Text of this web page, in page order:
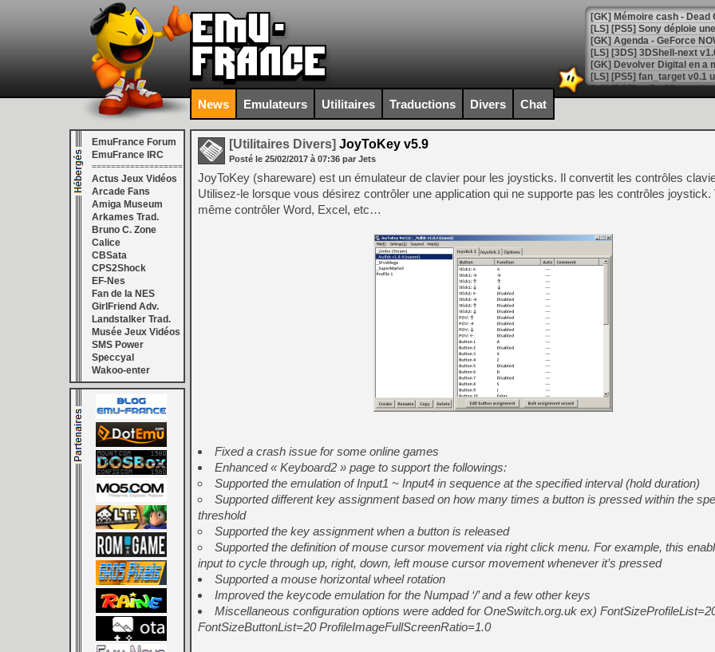
[GK] Agenda - GeForce
[GK] Devolver Digital en a
[LS] [PS5] ps5-y2jb-
[GK] Pourquoi Marvel
[GK] Test : Restory : Chill
[GK] GTA 6 : Rockstar
[GK] Hot Wheels Infinite
[GK] Mémoire cash -
[GK] Résultats Nintendo :
[GK] Déjà des
[Mo5] Brickboy cherche à
[GK] Minecraft et ses «
[GK] Beast of
[GK] Ubisoft : fin de partie
[GK] Mémoire cash -
[GK] Dan Houser (GTA)
[GK] Comment EA Sports
[GK] Crimson Moon : un
[GK] Isle of Reveries : le
[GK] Moonlighter 2 : The
[GK] Capcom relance
[Mo5] Deux inédits du
[GK] Le beat'em up The
[GK] Endless Legend 2 :
[LS] [PS5] Le WebKit
[GK] Oubliez Crazy Taxi,
[LS] [Switch] NSZ 5.0.0
[GK] Bethesda fête les 30
[GK] Roblox : l'action en
News Emulateurs Utilitaires Traductions Divers Chat
EmuFrance Forum
EmuFrance IRC
===================
Actus Jeux Vidéos
Arcade Fans
Amiga Museum
Arkames Trad.
Bruno C. Zone
Calice
CBSata
CPS2Shock
EF-Nes
Fan de la NES
GirlFriend Adv.
Landstalker Trad.
Musée Jeux Vidéos
SMS Power
Speccyal
Wakoo-enter
[Utilitaires Divers] JoyToKey v5.9
Posté le 25/02/2017 à 07:36 par Jets
JoyToKey (shareware) est un émulateur de clavier pour les joysticks. Il convertit les contrôles
Utilisez-le lorsque vous désirez contrôler une application qui ne supporte pas les contrôles joystick.
même contrôler Word, Excel, etc…
Fixed a crash issue for some online games
Enhanced « Keyboard2 » page to support the followings:
Supported the emulation of Input1 ~ Input4 in sequence at the specified interval (hold duration)
Supported different key assignment based on how many times a button is pressed within the
threshold
Supported the key assignment when a button is released
Supported the definition of mouse cursor movement via right click menu. For example, this
input to cycle through up, right, down, left mouse cursor movement whenever it’s pressed
Supported a mouse horizontal wheel rotation
Improved the keycode emulation for the Numpad ‘/’ and a few other keys
Miscellaneous configuration options were added for OneSwitch.org.uk ex)
FontSizeButtonList=20 ProfileImageFullScreenRatio=1.0